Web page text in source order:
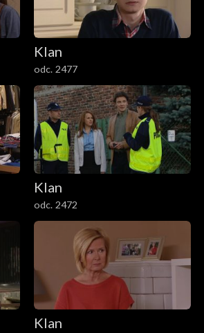
Klan
odc. 2477
Klan
odc. 2472
Klan